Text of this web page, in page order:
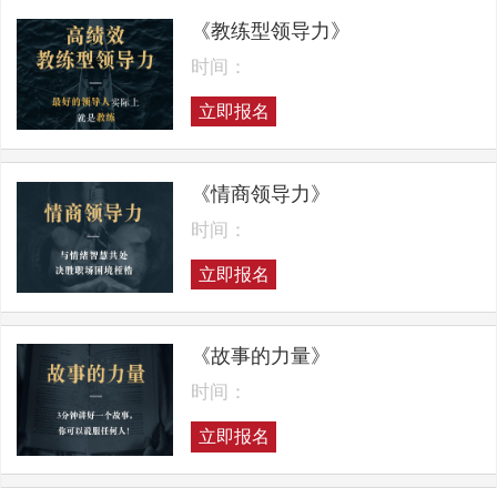
《教练型领导力》
时间：
立即报名
《情商领导力》
时间：
立即报名
《故事的力量》
时间：
立即报名